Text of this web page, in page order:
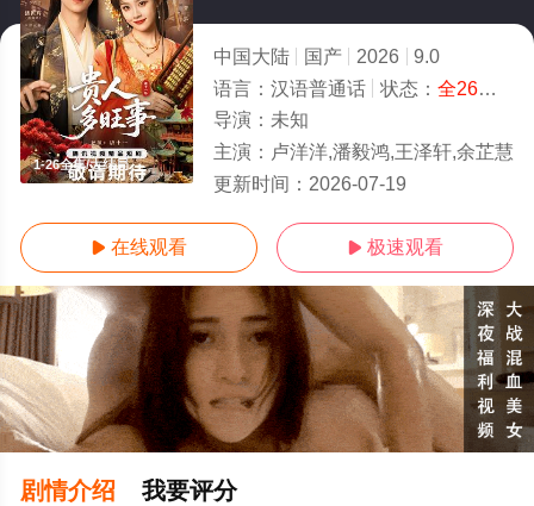
1-26全集/大结局
中国大陆 国产 2026
9.0
语言： 汉语普通话 状态： 全26集
导演： 未知
主演： 卢洋洋,潘毅鸿,王泽轩,余芷慧
更新时间： 2026-07-19
 在线观看  极速观看
剧情介绍 我要评分